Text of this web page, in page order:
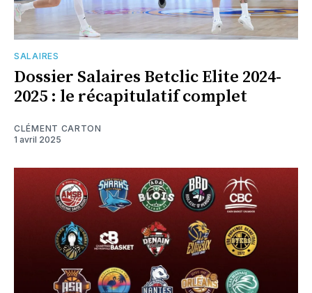
SALAIRES
Dossier Salaires Betclic Elite 2024-
2025 : le récapitulatif complet
CLÉMENT CARTON
1 avril 2025